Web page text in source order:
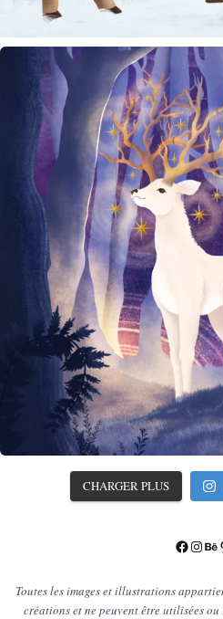
CHARGER PLUS
Toutes les images et illustrations
créations et ne peuvent être utilisées